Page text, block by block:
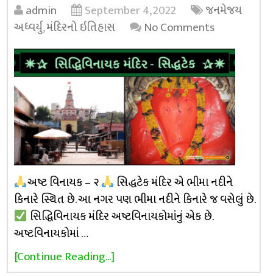
admin September 4, 2022
જનમેજય
અધ્વર્યુ,મંદિરનો ઇતિહાસ No Comments
અષ્ટ વિનાયક – ૨
સિદ્ધટેક મંદિર એ ભીમા નદીને
કિનારે સ્થિત છે. આ નગર પણ ભીમા નદીને કિનારે જ વસેલું છે.
સિદ્ધિવિનાયક મંદિર અષ્ટવિનાયકોમાંનું એક છે.
અષ્ટવિનાયકોમાં …
[Continue Reading...]